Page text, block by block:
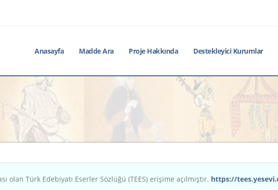
Anasayfa Madde Ara Proje Hakkında Destekleyici Kurumlar
olan Türk Edebiyatı Eserler Sözlüğü (TEES) erişime açılmıştır. https://